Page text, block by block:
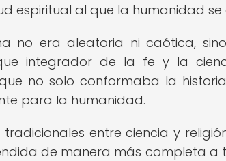
espiritual al que la humanidad
no era aleatoria ni caótica,
integrador de la fe y la
no solo conformaba la
para la humanidad.
entre ciencia y
de manera más completa a